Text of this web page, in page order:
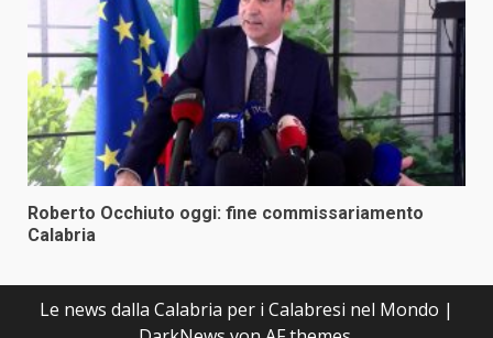
Roberto Occhiuto oggi: fine commissariamento
Calabria
Le news dalla Calabria per i Calabresi nel Mondo |